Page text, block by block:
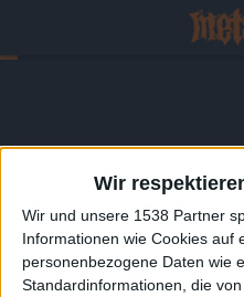
Wir
Wir und unsere 1538 Partner
Informationen wie Cookies auf
personenbezogene Daten wie
Standardinformationen, die